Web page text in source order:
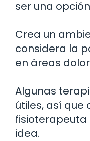
ser una
Crea un
considera la
en áreas
Algunas
útiles, así que
fisioterapeuta
idea.